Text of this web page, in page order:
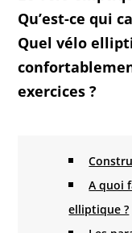
Qu’est-ce qui
Quel vélo
exercices ?
A quoi
elliptique ?